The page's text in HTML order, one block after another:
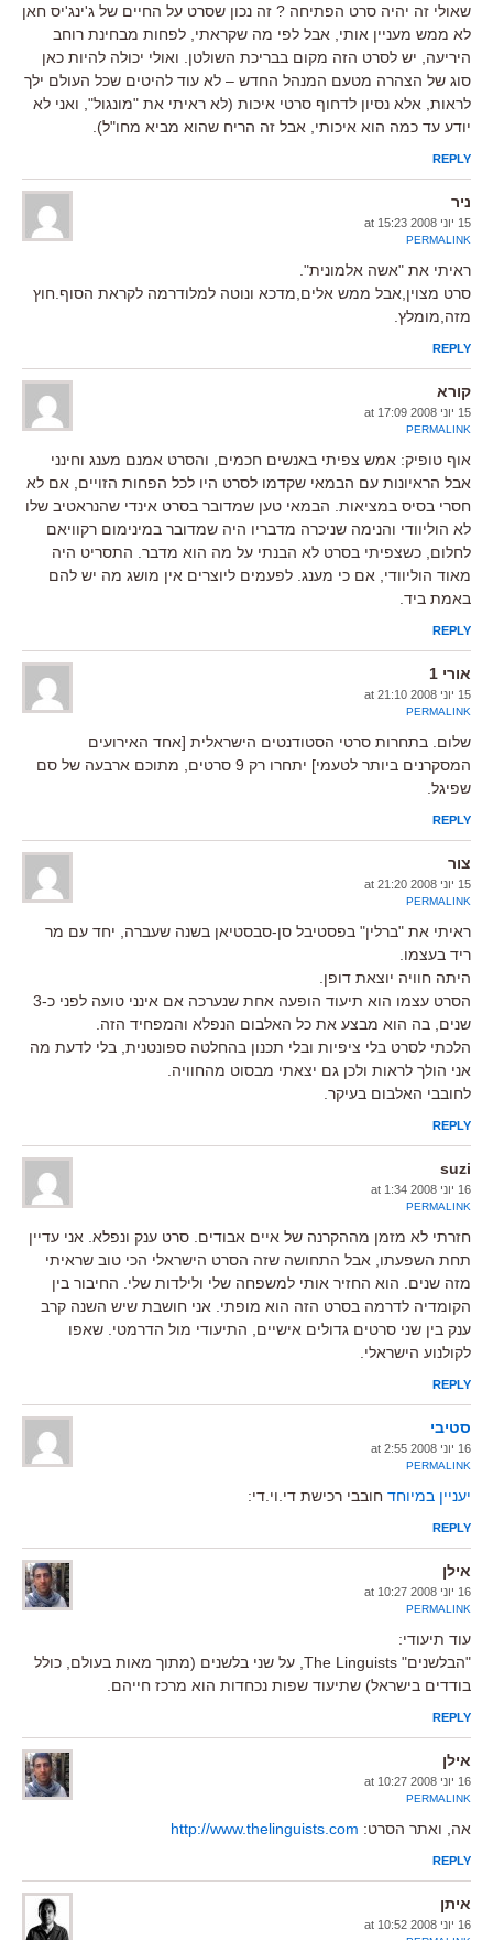
שאולי זה יהיה סרט הפתיחה ? זה נכון שסרט על החיים של ג'ינג'יס חאן
לא ממש מעניין אותי, אבל לפי מה שקראתי, לפחות מבחינת רוחב
היריעה, יש לסרט הזה מקום בבריכת השולטן. ואולי יכולה להיות כאן
סוג של הצהרה מטעם המנהל החדש – לא עוד להיטים שכל העולם ילך
לראות, אלא נסיון לדחוף סרטי איכות (לא ראיתי את "מונגול", ואני לא
יודע עד כמה הוא איכותי, אבל זה הריח שהוא מביא מחו"ל).
REPLY
ניר
15 יוני 2008 at 15:23
PERMALINK
ראיתי את "אשה אלמונית".
סרט מצוין,אבל ממש אלים,מדכא ונוטה למלודרמה לקראת הסוף.חוץ
מזה,מומלץ.
REPLY
קורא
15 יוני 2008 at 17:09
PERMALINK
אוף טופיק: אמש צפיתי באנשים חכמים, והסרט אמנם מענג וחינני
אבל הראיונות עם הבמאי שקדמו לסרט היו לכל הפחות הזויים, אם לא
חסרי בסיס במציאות. הבמאי טען שמדובר בסרט אינדי שהנראטיב שלו
לא הוליוודי והנימה שניכרה מדבריו היה שמדובר במינימום רקוויאם
לחלום, כשצפיתי בסרט לא הבנתי על מה הוא מדבר. התסריט היה
מאוד הוליוודי, אם כי מענג. לפעמים ליוצרים אין מושג מה יש להם
באמת ביד.
REPLY
אורי 1
15 יוני 2008 at 21:10
PERMALINK
שלום. בתחרות סרטי הסטודנטים הישראלית [אחד האירועים
המסקרנים ביותר לטעמי] יתחרו רק 9 סרטים, מתוכם ארבעה של סם
שפיגל.
REPLY
צור
15 יוני 2008 at 21:20
PERMALINK
ראיתי את "ברלין" בפסטיבל סן-סבסטיאן בשנה שעברה, יחד עם מר
ריד בעצמו.
היתה חוויה יוצאת דופן.
הסרט עצמו הוא תיעוד הופעה אחת שנערכה אם אינני טועה לפני כ-3
שנים, בה הוא מבצע את כל האלבום הנפלא והמפחיד הזה.
הלכתי לסרט בלי ציפיות ובלי תכנון בהחלטה ספונטנית, בלי לדעת מה
אני הולך לראות ולכן גם יצאתי מבסוט מהחוויה.
לחובבי האלבום בעיקר.
REPLY
suzi
16 יוני 2008 at 1:34
PERMALINK
חזרתי לא מזמן מההקרנה של איים אבודים. סרט ענק ונפלא. אני עדיין
תחת השפעתו, אבל התחושה שזה הסרט הישראלי הכי טוב שראיתי
מזה שנים. הוא החזיר אותי למשפחה שלי ולילדות שלי. החיבור בין
הקומדיה לדרמה בסרט הזה הוא מופתי. אני חושבת שיש השנה קרב
ענק בין שני סרטים גדולים אישיים, התיעודי מול הדרמטי. שאפו
לקולנוע הישראלי.
REPLY
סטיבי
16 יוני 2008 at 2:55
PERMALINK
יעניין במיוחד חובבי רכישת די.וי.די:
REPLY
אילן
16 יוני 2008 at 10:27
PERMALINK
עוד תיעודי:
"הבלשנים" The Linguists, על שני בלשנים (מתוך מאות בעולם, כולל
בודדים בישראל) שתיעוד שפות נכחדות הוא מרכז חייהם.
REPLY
אילן
16 יוני 2008 at 10:27
PERMALINK
אה, ואתר הסרט: http://www.thelinguists.com
REPLY
איתן
16 יוני 2008 at 10:52